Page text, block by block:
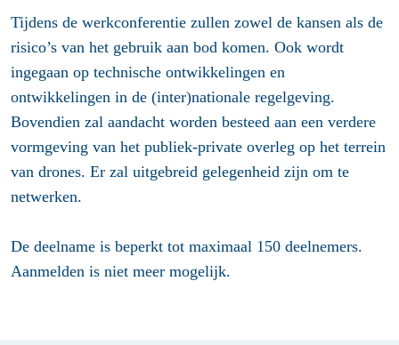
Tijdens de werkconferentie zullen zowel de kansen als de
risico’s van het gebruik aan bod komen. Ook wordt
ingegaan op technische ontwikkelingen en
ontwikkelingen in de (inter)nationale regelgeving.
Bovendien zal aandacht worden besteed aan een verdere
vormgeving van het publiek-private overleg op het terrein
van drones. Er zal uitgebreid gelegenheid zijn om te
netwerken.
De deelname is beperkt tot maximaal 150 deelnemers.
Aanmelden is niet meer mogelijk.